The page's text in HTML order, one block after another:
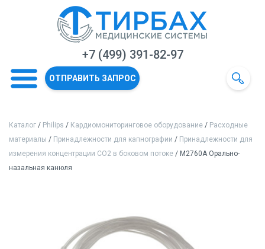
+7 (499) 391-82-97
ОТПРАВИТЬ ЗАПРОС
Каталог / Philips / Кардиомониторинговое оборудование / Расходные
материалы / Принадлежности для капнографии / Принадлежности для
измерения концентрации СО2 в боковом потоке / M2760A Орально-
назальная канюля